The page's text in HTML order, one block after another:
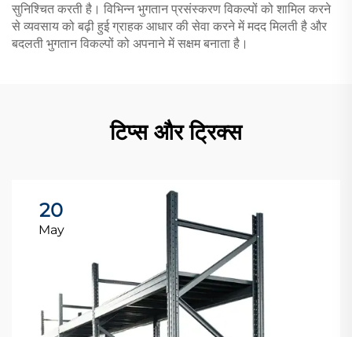
सुनिश्चित करती है। विभिन्न भुगतान प्रसंस्करण विकल्पों को शामिल करने
से व्यवसाय को बढ़ी हुई ग्राहक आधार की सेवा करने में मदद मिलती है और
बदलती भुगतान विकल्पों को अपनाने में सक्षम बनाता है।
टिप्स और ट्रिक्स
20
May